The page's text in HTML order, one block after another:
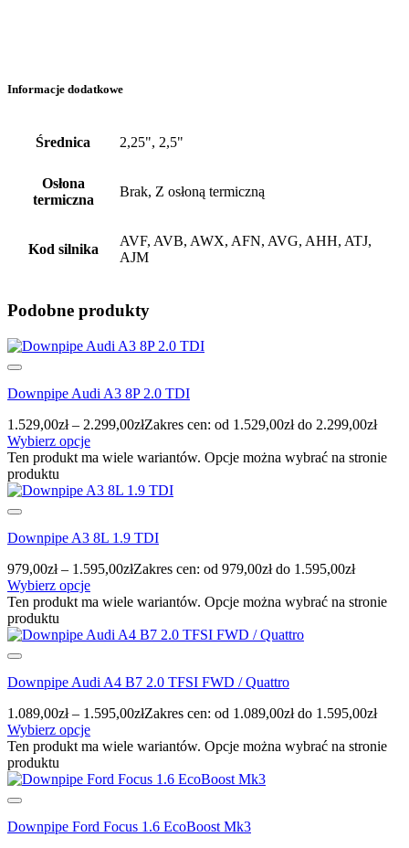
Informacje dodatkowe
Średnica 2,25", 2,5"
Osłona
termiczna
Brak, Z osłoną termiczną
Kod silnika
AVF, AVB, AWX, AFN, AVG, AHH, ATJ,
AJM
Podobne produkty
Downpipe Audi A3 8P 2.0 TDI
1.529,00zł – 2.299,00złZakres cen: od 1.529,00zł do 2.299,00zł
Wybierz opcje
Ten produkt ma wiele wariantów. Opcje można wybrać na stronie
produktu
Downpipe A3 8L 1.9 TDI
979,00zł – 1.595,00złZakres cen: od 979,00zł do 1.595,00zł
Wybierz opcje
Ten produkt ma wiele wariantów. Opcje można wybrać na stronie
produktu
Downpipe Audi A4 B7 2.0 TFSI FWD / Quattro
1.089,00zł – 1.595,00złZakres cen: od 1.089,00zł do 1.595,00zł
Wybierz opcje
Ten produkt ma wiele wariantów. Opcje można wybrać na stronie
produktu
Downpipe Ford Focus 1.6 EcoBoost Mk3